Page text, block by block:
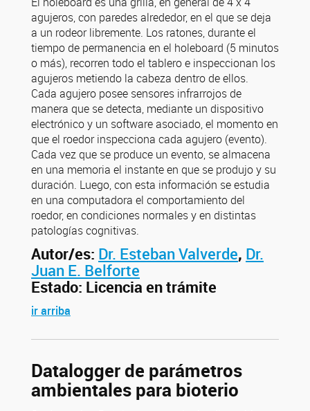
agujeros, con paredes alrededor, en el que se deja
a un rodeor libremente. Los ratones, durante el
tiempo de permanencia en el holeboard (5 minutos
o más), recorren todo el tablero e inspeccionan los
agujeros metiendo la cabeza dentro de ellos.
Cada agujero posee sensores infrarrojos de
manera que se detecta, mediante un dispositivo
electrónico y un software asociado, el momento en
que el roedor inspecciona cada agujero (evento).
Cada vez que se produce un evento, se almacena
en una memoria el instante en que se produjo y su
duración. Luego, con esta información se estudia
en una computadora el comportamiento del
roedor, en condiciones normales y en distintas
patologías cognitivas.
Autor/es: Dr. Esteban Valverde, Dr.
Juan E. Belforte
Estado: Licencia en trámite
ir arriba
Datalogger de parámetros
ambientales para bioterio